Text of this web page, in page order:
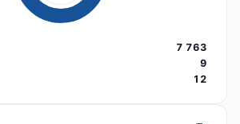
7 763
9
12